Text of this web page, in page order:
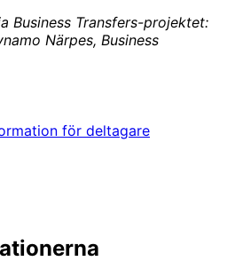
Business Transfers-projektet:
Närpes, Business
för deltagare